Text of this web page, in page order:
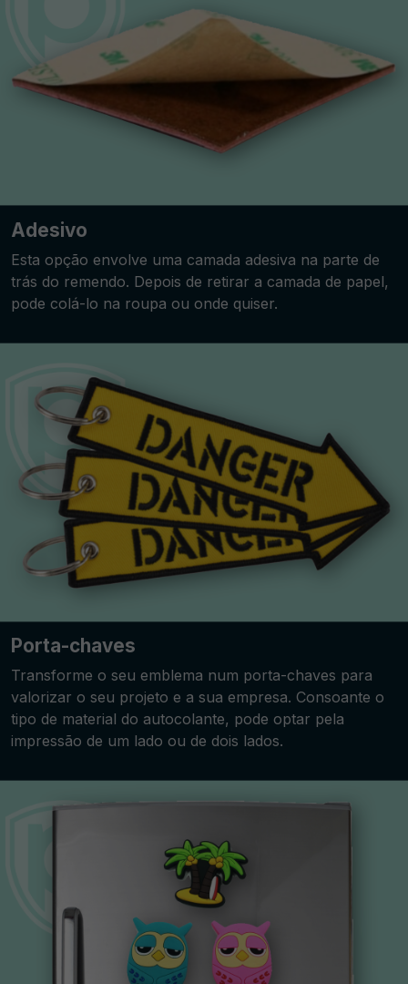
Adesivo
Esta opção envolve uma camada adesiva na parte de
trás do remendo. Depois de retirar a camada de papel,
pode colá-lo na roupa ou onde quiser.
Porta-chaves
Transforme o seu emblema num porta-chaves para
valorizar o seu projeto e a sua empresa. Consoante o
tipo de material do autocolante, pode optar pela
impressão de um lado ou de dois lados.